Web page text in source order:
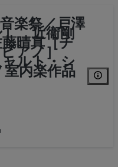
楽祭／戸澤
］ 近衞剛
晴真［チ
アノ］
ルト・シ
内楽作品